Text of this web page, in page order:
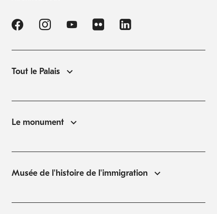
Tout le Palais
Le monument
Musée de l'histoire de l'immigration